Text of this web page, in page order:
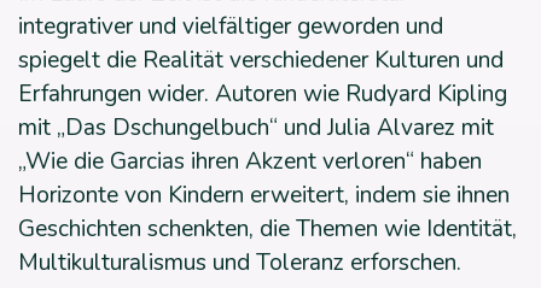
integrativer und vielfältiger geworden und
spiegelt die Realität verschiedener Kulturen und
Erfahrungen wider. Autoren wie Rudyard Kipling
mit „Das Dschungelbuch“ und Julia Alvarez mit
„Wie die Garcias ihren Akzent verloren“ haben
Horizonte von Kindern erweitert, indem sie ihnen
Geschichten schenkten, die Themen wie Identität,
Multikulturalismus und Toleranz erforschen.